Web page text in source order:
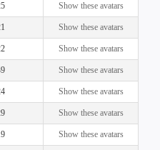
Show these avatars
Show these avatars
Show these avatars
Show these avatars
Show these avatars
Show these avatars
Show these avatars